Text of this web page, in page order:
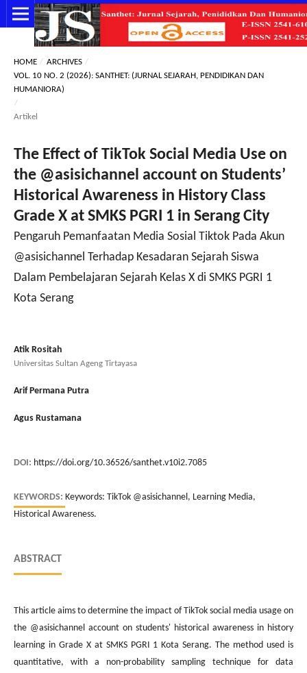
HOME / ARCHIVES /
VOL. 10 NO. 2 (2026): SANTHET: (JURNAL SEJARAH, PENDIDIKAN DAN
HUMANIORA)
/
Artikel
The Effect of TikTok Social Media Use on
the @asisichannel account on Students’
Historical Awareness in History Class
Grade X at SMKS PGRI 1 in Serang City
Pengaruh Pemanfaatan Media Sosial Tiktok Pada Akun
@asisichannel Terhadap Kesadaran Sejarah Siswa
Dalam Pembelajaran Sejarah Kelas X di SMKS PGRI 1
Kota Serang
Atik Rositah
Universitas Sultan Ageng Tirtayasa
Arif Permana Putra
Agus Rustamana
DOI: https://doi.org/10.36526/santhet.v10i2.7085
KEYWORDS: Keywords: TikTok @asisichannel, Learning Media,
Historical Awareness.
ABSTRACT
This article aims to determine the impact of TikTok social media usage on
the @asisichannel account on students' historical awareness in history
learning in Grade X at SMKS PGRI 1 Kota Serang. The method used is
quantitative, with a non-probability sampling technique for data